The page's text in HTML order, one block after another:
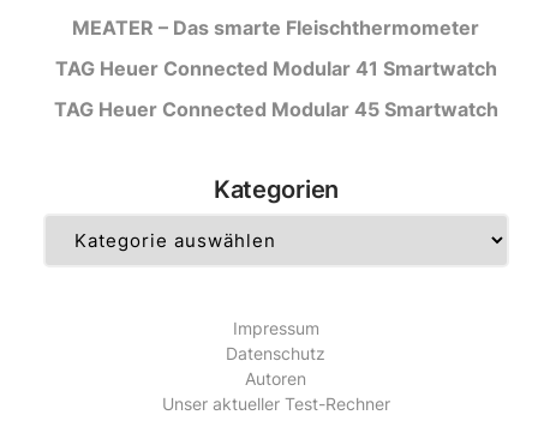
MEATER – Das smarte Fleischthermometer
TAG Heuer Connected Modular 41 Smartwatch
TAG Heuer Connected Modular 45 Smartwatch
Kategorien
Impressum
Datenschutz
Autoren
Unser aktueller Test-Rechner